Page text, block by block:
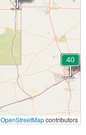
OpenStreetMapcontributors